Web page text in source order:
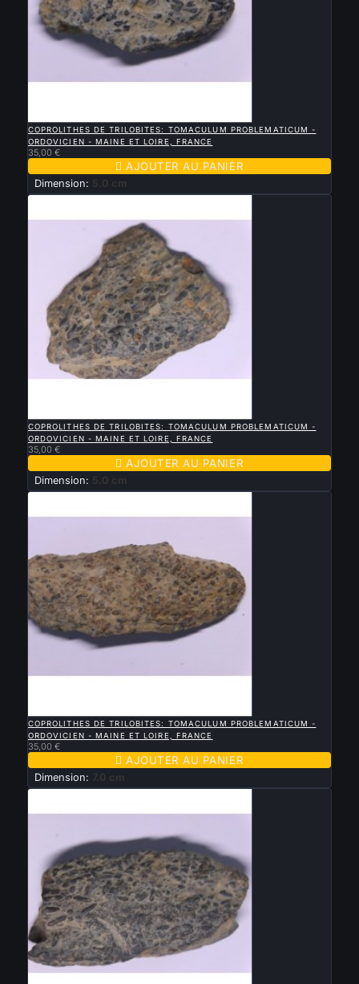
COPROLITHES DE TRILOBITES: TOMACULUM PROBLEMATICUM -
ORDOVICIEN - MAINE ET LOIRE, FRANCE
35,00 €
 AJOUTER AU PANIER
Dimension: 5.0 cm
COPROLITHES DE TRILOBITES: TOMACULUM PROBLEMATICUM -
ORDOVICIEN - MAINE ET LOIRE, FRANCE
35,00 €
 AJOUTER AU PANIER
Dimension: 5.0 cm
COPROLITHES DE TRILOBITES: TOMACULUM PROBLEMATICUM -
ORDOVICIEN - MAINE ET LOIRE, FRANCE
35,00 €
 AJOUTER AU PANIER
Dimension: 7.0 cm